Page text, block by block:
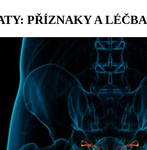
PŘÍZNAKY A LÉČBA